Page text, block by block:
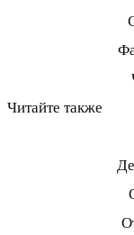
Читайте также